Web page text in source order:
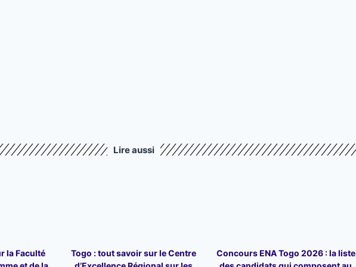
Lire aussi
la Faculté
Togo : tout savoir sur le Centre
Concours ENA Togo 2026 : la liste